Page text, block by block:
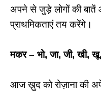
अपने से जुड़े लोगों की बातें
प्राथमिकताएं तय करेंगे।
मकर – भो, जा, जी, खी,
आज ख़ुद को रोज़ाना की